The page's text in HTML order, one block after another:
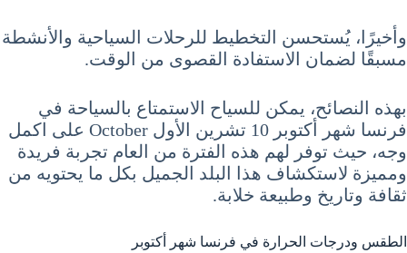
وأخيرًا، يُستحسن التخطيط للرحلات السياحية والأنشطة
مسبقًا لضمان الاستفادة القصوى من الوقت.
بهذه النصائح، يمكن للسياح الاستمتاع بالسياحة في
فرنسا شهر أكتوبر 10 تشرين الأول October على اكمل
وجه، حيث توفر لهم هذه الفترة من العام تجربة فريدة
ومميزة لاستكشاف هذا البلد الجميل بكل ما يحتويه من
ثقافة وتاريخ وطبيعة خلابة.
الطقس ودرجات الحرارة في فرنسا شهر أكتوبر